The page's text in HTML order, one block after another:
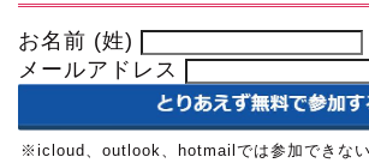
お名前 (姓)
メールアドレス
※icloud、outlook、hotmailでは参加できない